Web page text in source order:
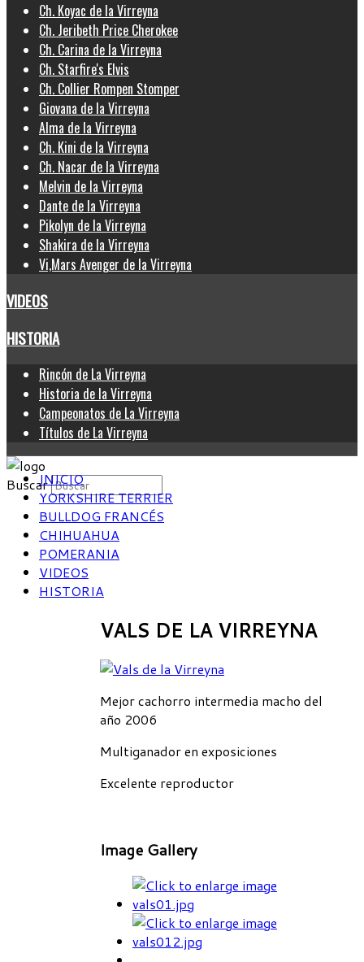
Ch. Koyac de la Virreyna
Ch. Jeribeth Price Cherokee
Ch. Carina de la Virreyna
Ch. Starfire's Elvis
Ch. Collier Rompen Stomper
Giovana de la Virreyna
Alma de la Virreyna
Ch. Kini de la Virreyna
Ch. Nacar de la Virreyna
Melvin de la Virreyna
Dante de la Virreyna
Pikolyn de la Virreyna
Shakira de la Virreyna
Vi,Mars Avenger de la Virreyna
VIDEOS
HISTORIA
Rincón de La Virreyna
Historia de la Virreyna
Campeonatos de La Virreyna
Títulos de La Virreyna
BuscarINICIO
YORKSHIRE TERRIER
BULLDOG FRANCÉS
CHIHUAHUA
POMERANIA
VIDEOS
HISTORIA
VALS DE LA VIRREYNA
Mejor cachorro intermedia macho del
año 2006
Multiganador en exposiciones
Excelente reproductor
Image Gallery